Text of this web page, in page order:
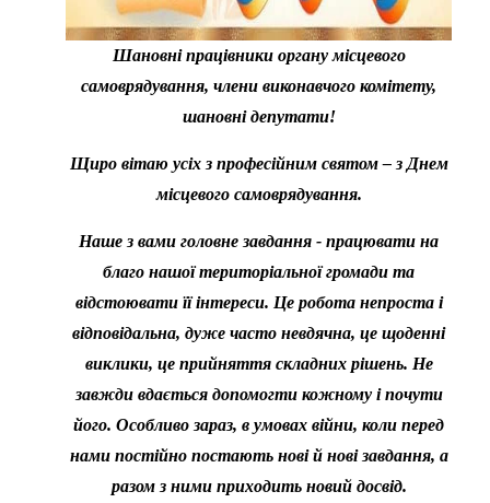
Шановні працівники органу місцевого
самоврядування, члени виконавчого комітету,
шановні депутати!
Щиро вітаю усіх з професійним святом – з Днем
місцевого самоврядування.
Наше з вами головне завдання - працювати на
благо нашої територіальної громади та
відстоювати її інтереси. Це робота непроста і
відповідальна, дуже часто невдячна, це щоденні
виклики, це прийняття складних рішень. Не
завжди вдається допомогти кожному і почути
його. Особливо зараз, в умовах війни, коли перед
нами постійно постають нові й нові завдання, а
разом з ними приходить новий досвід.